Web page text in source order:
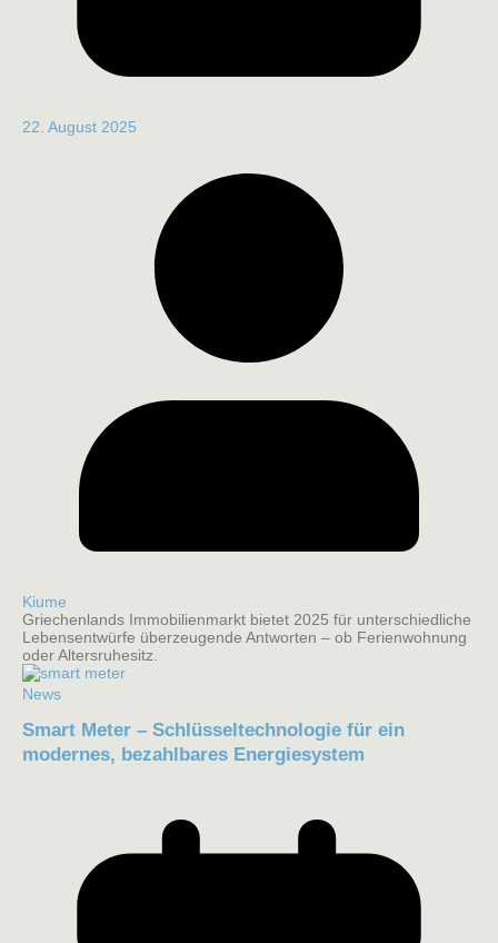
22. August 2025
Kiume
Griechenlands Immobilienmarkt bietet 2025 für unterschiedliche
Lebensentwürfe überzeugende Antworten – ob Ferienwohnung
oder Altersruhesitz.
News
Smart Meter – Schlüsseltechnologie für ein
modernes, bezahlbares Energiesystem